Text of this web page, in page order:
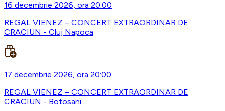
16 decembrie 2026, ora 20:00
REGAL VIENEZ – CONCERT EXTRAORDINAR DE
CRACIUN - Cluj Napoca
17 decembrie 2026, ora 20:00
REGAL VIENEZ – CONCERT EXTRAORDINAR DE
CRACIUN - Botosani